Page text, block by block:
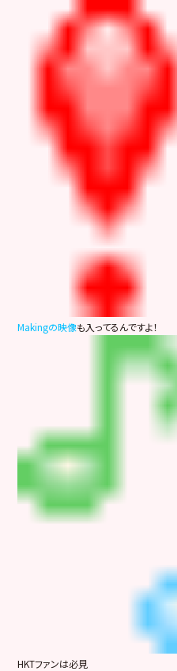
Makingの映像も入ってるんですよ！
HKTファンは必見